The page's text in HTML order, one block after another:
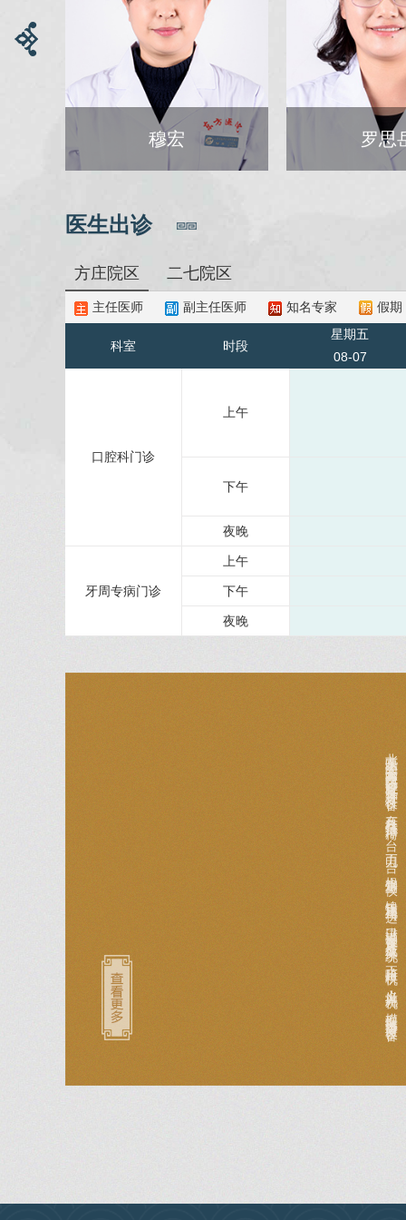
穆宏 罗思
医生出诊
方庄院区 二七院区
主任医师 副主任医师 知名专家 假期
科室 时段
星期五
08-07
口腔科门诊
上午
下午
夜晚
牙周专病门诊
上午
下午
夜晚
北京中医药大学东方医院西院区口腔科配备了各种牙科设备，有牙科综合治疗椅4台，电刀一台，根管测量仪，镍钛用机用马达，进口消毒设备及牙片成像系统，正畸压模机，义齿抛光机，模型振荡器等进口设备。